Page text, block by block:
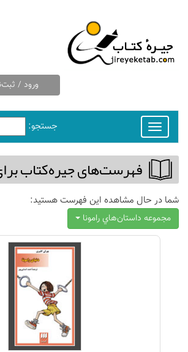
ورود /
جستجو:
Toggle
navigation
فهرست‌های جیره‌كتاب
شما در حال مشاهده این فهرست هستید:
مجموعه داستان‌هاي رامونا